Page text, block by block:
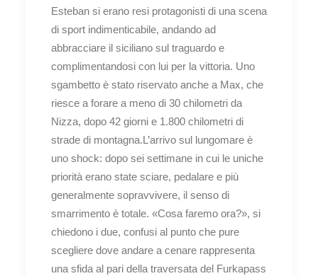
Esteban si erano resi protagonisti di una scena
di sport indimenticabile, andando ad
abbracciare il siciliano sul traguardo e
complimentandosi con lui per la vittoria. Uno
sgambetto è stato riservato anche a Max, che
riesce a forare a meno di 30 chilometri da
Nizza, dopo 42 giorni e 1.800 chilometri di
strade di montagna.L’arrivo sul lungomare è
uno shock: dopo sei settimane in cui le uniche
priorità erano state sciare, pedalare e più
generalmente sopravvivere, il senso di
smarrimento è totale. «Cosa faremo ora?», si
chiedono i due, confusi al punto che pure
scegliere dove andare a cenare rappresenta
una sfida al pari della traversata del Furkapass